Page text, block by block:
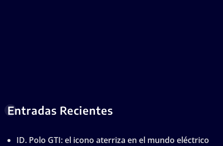
Entradas Recientes
ID. Polo GTI: el icono aterriza en el mundo eléctrico